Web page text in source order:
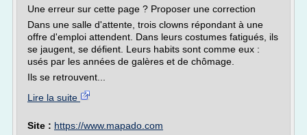
Une erreur sur cette page ? Proposer une correction
Dans une salle d'attente, trois clowns répondant à une
offre d'emploi attendent. Dans leurs costumes fatigués, ils
se jaugent, se défient. Leurs habits sont comme eux :
usés par les années de galères et de chômage.
Ils se retrouvent...
Lire la suite
Site : https://www.mapado.com